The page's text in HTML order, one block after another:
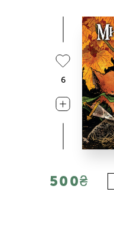
6
500₴